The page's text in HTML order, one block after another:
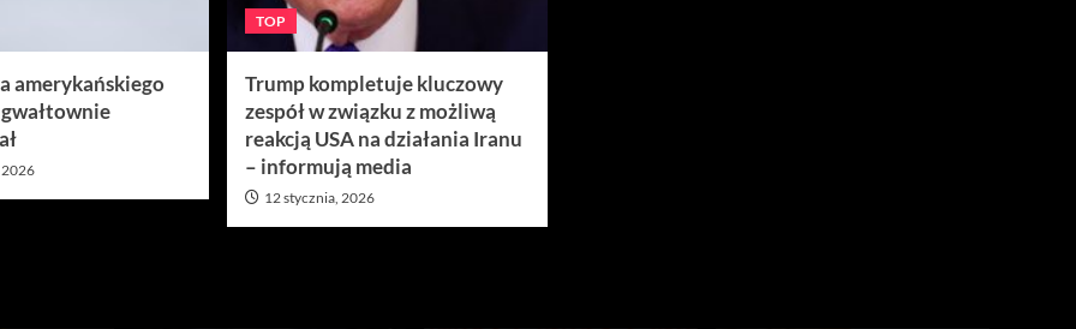
amerykańskiego
2026
TOP
Trump kompletuje kluczowy
zespół w związku z możliwą
reakcją USA na działania Iranu
– informują media
12 stycznia, 2026